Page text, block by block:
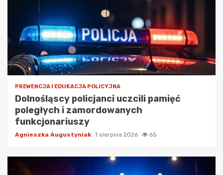
PREWENCJA I EDUKACJA POLICYJNA
Dolnośląscy policjanci uczcili pamięć
poległych i zamordowanych
funkcjonariuszy
Agnieszka Augustyniak 1 sierpnia 2026 65